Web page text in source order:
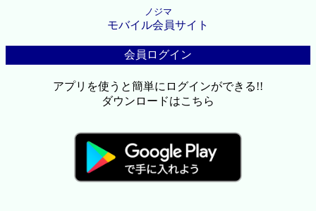
ノジマ
モバイル会員サイト
会員ログイン
アプリを使うと簡単にログインができる!!
ダウンロードはこちら